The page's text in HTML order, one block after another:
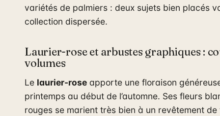
variétés de palmiers : deux sujets bien placés
collection dispersée.
Laurier-rose et arbustes graphiques :
volumes
Le laurier-rose apporte une floraison
printemps au début de l’automne. Ses fleurs
rouges se marient très bien à un revêtement